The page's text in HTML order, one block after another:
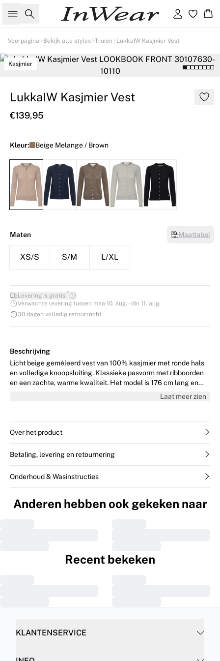
Zoeken Inloggen
Voorpagina Bekijk alle styles Truien LukkaIW Kasjmier Vest
Kasjmier
LukkaIW Kasjmier Vest
€139,95
Kleur: Beige Melange / Brown
Maten Maattabel
XS/S S/M L/XL
Levering is gratis!*
Verwachte levering tussen maa 10. aug. - din 11. aug.
30 dagen volledig retourrecht
Beschrijving
Licht beige gemêleerd vest van 100% kasjmier met ronde hals
en volledige knoopsluiting. Klassieke pasvorm met ribboorden
en een zachte, warme kwaliteit. Het model is 176 cm lang en
Laat meer zien
Over het product
Betaling, levering en retournering
Onderhoud & Wasinstructies
Anderen hebben ook gekeken naar
Recent bekeken
KLANTENSERVICE